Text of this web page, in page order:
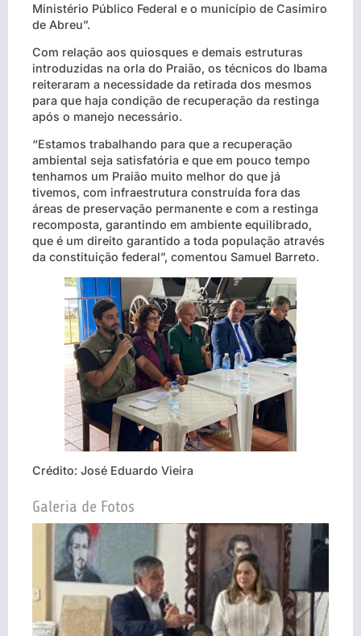
Ministério Público Federal e o município de Casimiro
de Abreu”.
Com relação aos quiosques e demais estruturas
introduzidas na orla do Praião, os técnicos do Ibama
reiteraram a necessidade da retirada dos mesmos
para que haja condição de recuperação da restinga
após o manejo necessário.
“Estamos trabalhando para que a recuperação
ambiental seja satisfatória e que em pouco tempo
tenhamos um Praião muito melhor do que já
tivemos, com infraestrutura construída fora das
áreas de preservação permanente e com a restinga
recomposta, garantindo em ambiente equilibrado,
que é um direito garantido a toda população através
da constituição federal”, comentou Samuel Barreto.
Crédito: José Eduardo Vieira
Galeria de Fotos